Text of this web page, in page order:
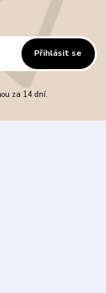
Přihlásit se
za 14 dní.